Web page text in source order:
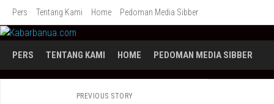
Skip
content
Pers Tentang Kami Home Pedoman Media Sibber
PERS TENTANG KAMI HOME PEDOMAN MEDIA SIBBER
PREVIOUS STORY